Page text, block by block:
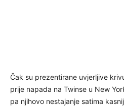
Čak su prezentirane uvjerljive
prije napada na Twinse u New
pa njihovo nestajanje satima